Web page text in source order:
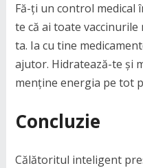
Fă-ți un control medical
te că ai toate
ta. Ia cu tine
ajutor. Hidratează-te și
menține energia pe tot
Concluzie
Călătoritul inteligent